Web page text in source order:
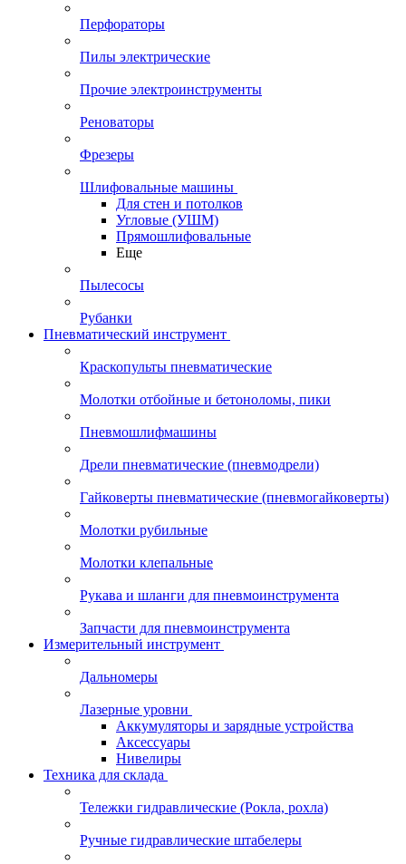
Перфораторы
Пилы электрические
Прочие электроинструменты
Реноваторы
Фрезеры
Шлифовальные машины
Для стен и потолков
Угловые (УШМ)
Прямошлифовальные
Еще
Пылесосы
Рубанки
Пневматический инструмент
Краскопульты пневматические
Молотки отбойные и бетоноломы, пики
Пневмошлифмашины
Дрели пневматические (пневмодрели)
Гайковерты пневматические (пневмогайковерты)
Молотки рубильные
Молотки клепальные
Рукава и шланги для пневмоинструмента
Запчасти для пневмоинструмента
Измерительный инструмент
Дальномеры
Лазерные уровни
Аккумуляторы и зарядные устройства
Аксессуары
Нивелиры
Техника для склада
Тележки гидравлические (Рокла, рохла)
Ручные гидравлические штабелеры